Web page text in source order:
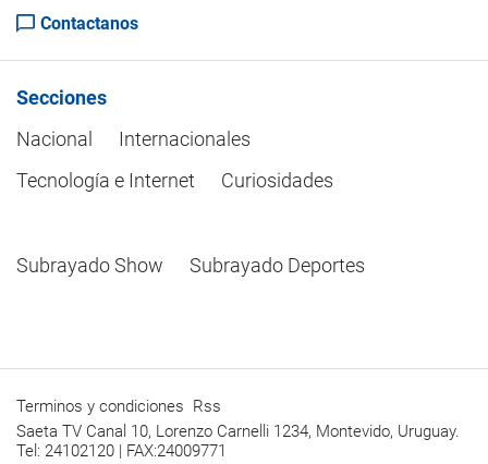
Contactanos
Secciones
Nacional
Internacionales
Tecnología e Internet
Curiosidades
Subrayado Show Subrayado Deportes
Terminos y condiciones Rss
Saeta TV Canal 10, Lorenzo Carnelli 1234, Montevido, Uruguay.
Tel: 24102120 | FAX:24009771